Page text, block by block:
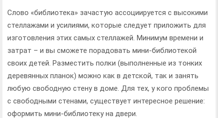
Слово «библиотека» зачастую ассоциируется с высокими
стеллажами и усилиями, которые следует приложить для
изготовления этих самых стеллажей. Минимум времени и
затрат – и вы сможете порадовать мини-библиотекой
своих детей. Разместить полки (выполненные из тонких
деревянных планок) можно как в детской, так и занять
любую свободную стену в доме. Для тех, у кого проблемы
с свободными стенами, существует интересное решение:
оформить мини-библиотеку на двери.